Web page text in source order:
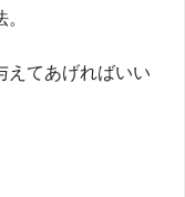
えてあげればいい